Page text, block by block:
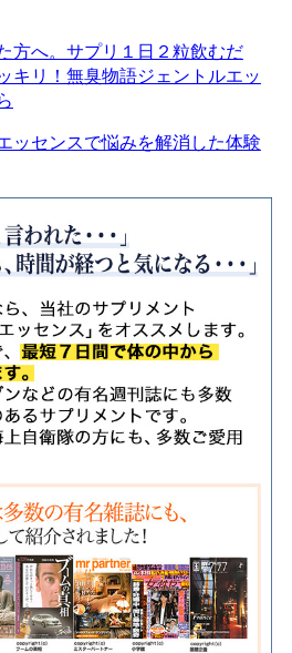
方へ。サプリ１日２粒飲むだ
キリ！無臭物語ジェントルエッ
ッセンスで悩みを解消した体験